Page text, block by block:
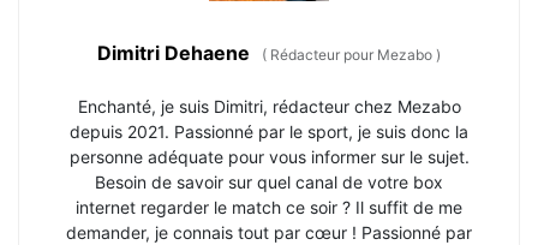
Dimitri Dehaene ( Rédacteur pour Mezabo )
Enchanté, je suis Dimitri, rédacteur chez Mezabo
depuis 2021. Passionné par le sport, je suis donc la
personne adéquate pour vous informer sur le sujet.
Besoin de savoir sur quel canal de votre box
internet regarder le match ce soir ? Il suffit de me
demander, je connais tout par cœur ! Passionné par